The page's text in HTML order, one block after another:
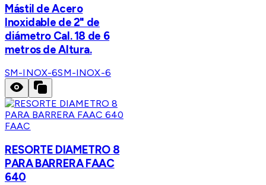
Mástil de Acero
Inoxidable de 2" de
diámetro Cal. 18 de 6
metros de Altura.
SM-INOX-6SM-INOX-6
FAAC
RESORTE DIAMETRO 8
PARA BARRERA FAAC
640